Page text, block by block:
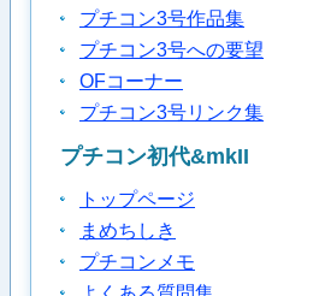
プチコン3号作品集
プチコン3号への要望
OFコーナー
プチコン3号リンク集
プチコン初代&mkII
トップページ
まめちしき
プチコンメモ